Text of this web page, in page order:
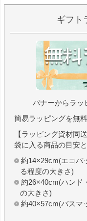
ギフト
バナーからラッ
簡易ラッピングを無
【ラッピング資材同
袋に入る商品の目安
約14×29cm(エコバ
る程度の大きさ)
約26×40cm(ハンド
の大きさ)
約40×57cm(バスマ